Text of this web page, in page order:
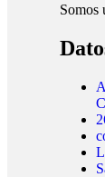
Somos